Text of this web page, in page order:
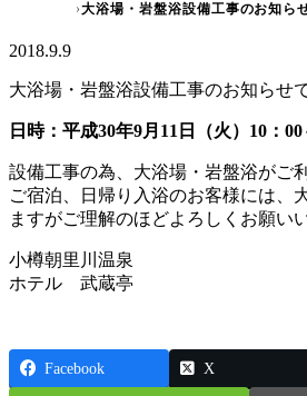
（火）10：00～終日
大浴場・岩盤浴設備工事のお知
2018.9.9
大浴場・岩盤浴設備工事のお知らせで
日時：平成30年9月11日（火）10：00
設備工事の為、大浴場・岩盤浴がご
ご宿泊、日帰り入浴のお客様には、
ますがご理解のほどよろしくお願い
小樽朝里川温泉
ホテル 武蔵亭
Facebook X